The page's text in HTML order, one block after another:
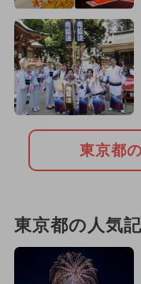
東京都
東京都の人気